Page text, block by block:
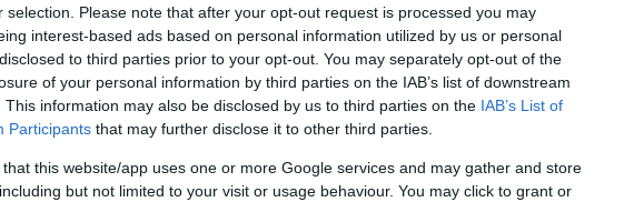
selection. Please note that after your opt-out request is processed you may
interest-based ads based on personal information utilized by us or personal
to third parties prior to your opt-out. You may separately opt-out of the
of your personal information by third parties on the IAB’s list of downstream
This information may also be disclosed by us to third parties on the IAB’s List of
Participants that may further disclose it to other third parties.
that this website/app uses one or more Google services and may gather and store
but not limited to your visit or usage behaviour. You may click to grant or